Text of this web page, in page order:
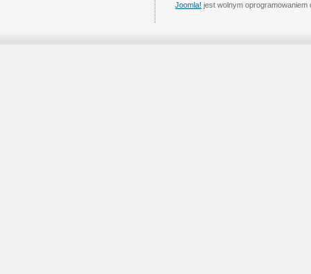
Joomla! jest wolnym